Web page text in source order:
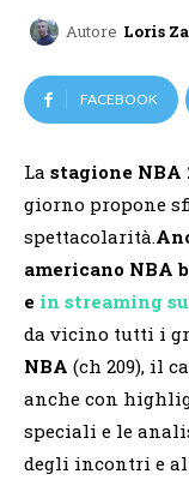
Autore Loris
FACEBOOK
La stagione NBA
giorno propone
spettacolarità.
americano NBA
e in streaming
da vicino tutti i
NBA (ch 209), il
anche con
speciali e le
degli incontri e